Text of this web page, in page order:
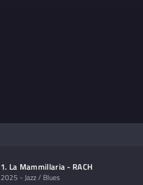
1. La Mammillaria - RACH
2025 - Jazz / Blues